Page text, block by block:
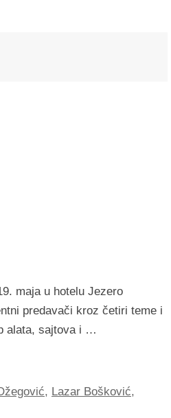
maja u hotelu Jezero
predavači kroz četiri teme i
alata, sajtova i …
, Lazar Bošković,